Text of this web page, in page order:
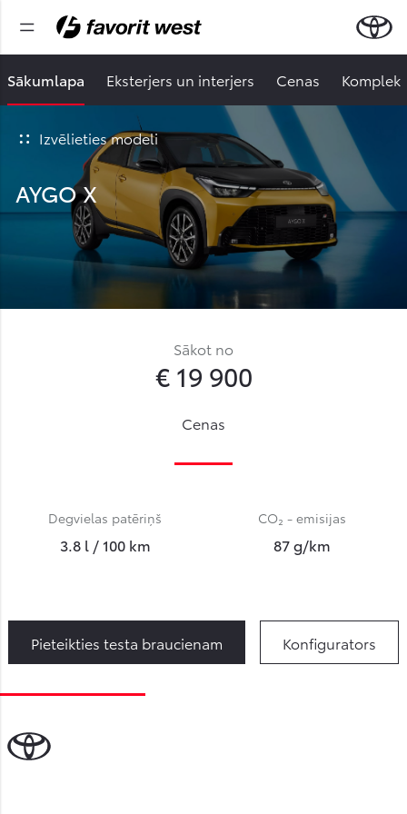
Sākumlapa Eksterjers un interjers Cenas
Izvēlieties modeli
AYGO X
Sākot no
€ 19 900
Cenas
Degvielas patēriņš
3.8 l / 100 km
CO₂ - emisijas
87 g/km
Pieteikties testa braucienam Konfigurators